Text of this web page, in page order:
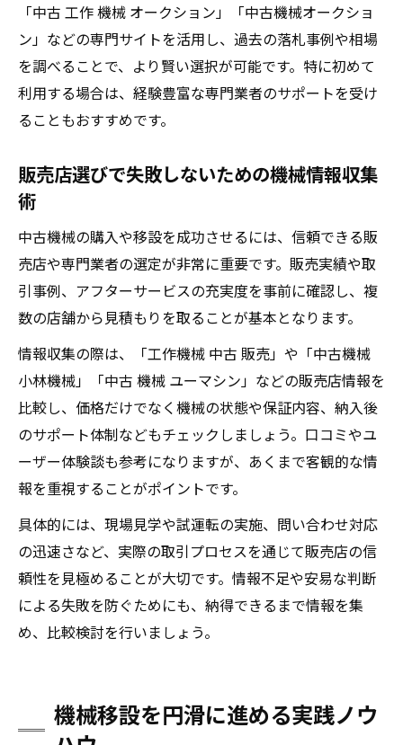
「中古 工作 機械 オークション」「中古機械オークショ
ン」などの専門サイトを活用し、過去の落札事例や相場
を調べることで、より賢い選択が可能です。特に初めて
利用する場合は、経験豊富な専門業者のサポートを受け
ることもおすすめです。
販売店選びで失敗しないための機械情報収集
術
中古機械の購入や移設を成功させるには、信頼できる販
売店や専門業者の選定が非常に重要です。販売実績や取
引事例、アフターサービスの充実度を事前に確認し、複
数の店舗から見積もりを取ることが基本となります。
情報収集の際は、「工作機械 中古 販売」や「中古機械
小林機械」「中古 機械 ユーマシン」などの販売店情報を
比較し、価格だけでなく機械の状態や保証内容、納入後
のサポート体制などもチェックしましょう。口コミやユ
ーザー体験談も参考になりますが、あくまで客観的な情
報を重視することがポイントです。
具体的には、現場見学や試運転の実施、問い合わせ対応
の迅速さなど、実際の取引プロセスを通じて販売店の信
頼性を見極めることが大切です。情報不足や安易な判断
による失敗を防ぐためにも、納得できるまで情報を集
め、比較検討を行いましょう。
機械移設を円滑に進める実践ノウ